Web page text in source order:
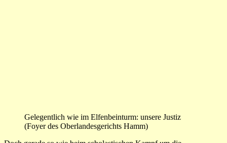
Gelegentlich wie im Elfenbeinturm: unsere Justiz
(Foyer des Oberlandesgerichts Hamm)